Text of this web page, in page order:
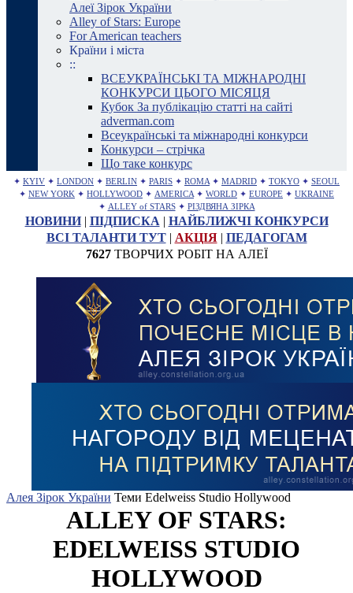
Алеї Зірок України
Alley of Stars: Europe
For American teachers
Країни і міста
::
ВСЕУКРАЇНСЬКІ ТА МІЖНАРОДНІ
КОНКУРСИ ЦЬОГО МІСЯЦЯ
Кубок За публікацію статті на сайті
adverman.com
Всеукраїнські та міжнародні конкурси
Конкурси – стрічка
Що таке конкурс
✦ KYIV ✦ LONDON ✦ BERLIN ✦ PARIS ✦ ROMA ✦ MADRID ✦ TOKYO ✦ SEOUL
✦ NEW YORK ✦ HOLLYWOOD ✦ AMERICA ✦ WORLD ✦ EUROPE ✦ UKRAINE
✦ ALLEY of STARS ✦ РІЗДВЯНА ЗІРКА
НОВИНИ| ПІДПИСКА | НАЙБЛИЖЧІ КОНКУРСИ
ВСІ ТАЛАНТИ ТУТ| АКЦІЯ| ПЕДАГОГАМ
7627ТВОРЧИХ РОБІТ НА АЛЕЇ
Алея Зірок України Теми Edelweiss Studio Hollywood
ALLEY OF STARS:
EDELWEISS STUDIO
HOLLYWOOD